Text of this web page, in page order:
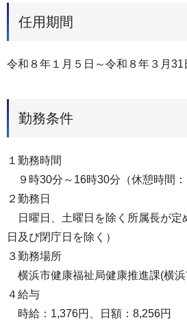
任用期間
令和８年１月５日～令和８年３月31
勤務条件
１勤務時間
９時30分～16時30分（休憩時間：
２勤務日
日曜日、土曜日を除く所属長が定
日及び閉庁日を除く）
３勤務場所
横浜市健康福祉局健康推進課(横
４給与
時給：1,376円、日額：8,256円